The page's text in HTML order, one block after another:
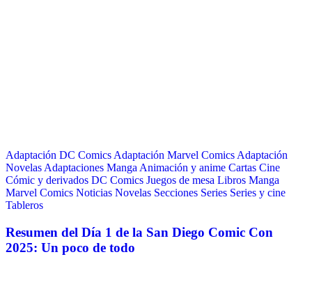
Adaptación DC ComicsAdaptación Marvel ComicsAdaptación
NovelasAdaptaciones MangaAnimación y anime Cartas Cine
Cómic y derivados DC Comics Juegos de mesa Libros Manga
Marvel Comics Noticias Novelas Secciones Series Series y cine
Tableros
Resumen del Día 1 de la San Diego Comic Con
2025: Un poco de todo